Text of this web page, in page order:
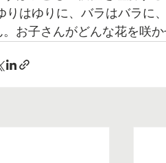
。お子さんがどんな花を咲